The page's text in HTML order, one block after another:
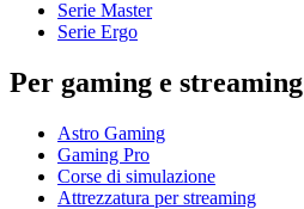
Serie Master
Serie Ergo
Per gaming e streaming
Astro Gaming
Gaming Pro
Corse di simulazione
Attrezzatura per streaming